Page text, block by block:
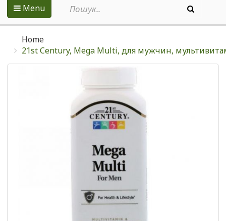
Menu
Home
21st Century, Mega Multi, для мужчин,